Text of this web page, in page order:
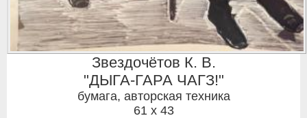
Звездочётов К. В.
"ДЫГА-ГАРА ЧАГЗ!"
бумага, авторская техника
61 x 43